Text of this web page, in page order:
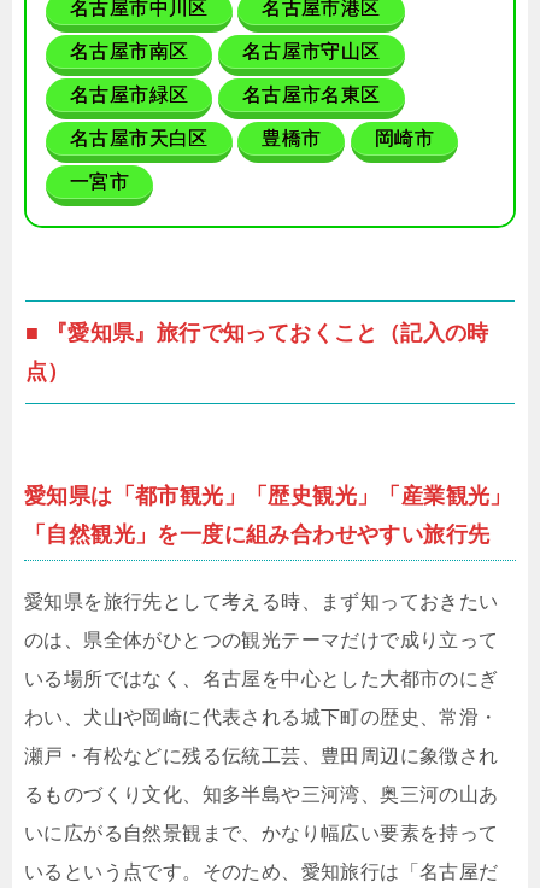
名古屋市中川区 名古屋市港区
名古屋市南区 名古屋市守山区
名古屋市緑区 名古屋市名東区
名古屋市天白区 豊橋市 岡崎市
一宮市
■ 『愛知県』旅行で知っておくこと（記入の時
点）
愛知県は「都市観光」「歴史観光」「産業観光」
「自然観光」を一度に組み合わせやすい旅行先
愛知県を旅行先として考える時、まず知っておきたい
のは、県全体がひとつの観光テーマだけで成り立って
いる場所ではなく、名古屋を中心とした大都市のにぎ
わい、犬山や岡崎に代表される城下町の歴史、常滑・
瀬戸・有松などに残る伝統工芸、豊田周辺に象徴され
るものづくり文化、知多半島や三河湾、奥三河の山あ
いに広がる自然景観まで、かなり幅広い要素を持って
いるという点です。そのため、愛知旅行は「名古屋だ